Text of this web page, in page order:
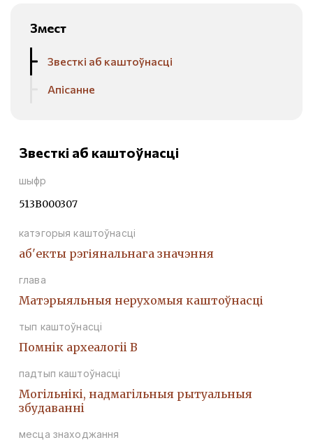
Змест
Звесткі аб каштоўнасці
Апісанне
Звесткі аб каштоўнасці
шыфр
513В000307
катэгорыя каштоўнасці
аб'екты рэгіянальнага значэння
глава
Матэрыяльныя нерухомыя каштоўнасці
тып каштоўнасці
Помнiк археалогii В
падтып каштоўнасці
Могiльнiкi, надмагiльныя рытуальныя
збудаваннi
месца знаходжання